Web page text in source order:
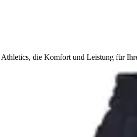
die Komfort und Leistung für